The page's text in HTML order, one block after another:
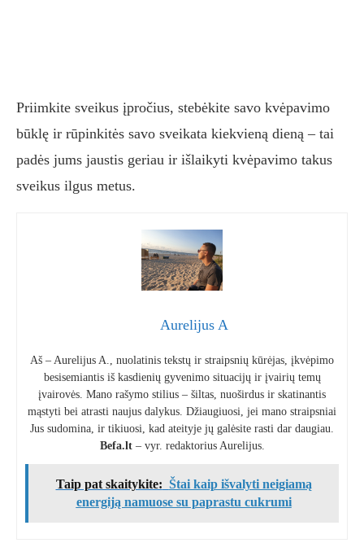
Priimkite sveikus įpročius, stebėkite savo kvėpavimo
būklę ir rūpinkitės savo sveikata kiekvieną dieną – tai
padės jums jaustis geriau ir išlaikyti kvėpavimo takus
sveikus ilgus metus.
Aurelijus A
Aš – Aurelijus A., nuolatinis tekstų ir straipsnių kūrėjas, įkvėpimo
besisemiantis iš kasdienių gyvenimo situacijų ir įvairių temų
įvairovės. Mano rašymo stilius – šiltas, nuoširdus ir skatinantis
mąstyti bei atrasti naujus dalykus. Džiaugiuosi, jei mano straipsniai
Jus sudomina, ir tikiuosi, kad ateityje jų galėsite rasti dar daugiau.
Befa.lt– vyr. redaktorius Aurelijus.
Taip pat skaitykite: Štai kaip išvalyti neigiamą
energiją namuose su paprastu cukrumi